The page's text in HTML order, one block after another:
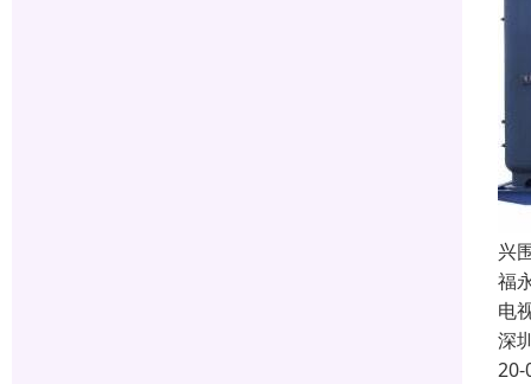
兴
福
电
深
20-